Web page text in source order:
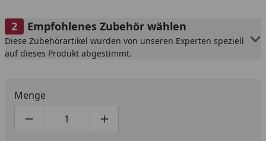
Empfohlenes Zubehör wählen
Diese Zubehörartikel wurden von unseren Experten speziell
auf dieses Produkt abgestimmt.
Menge
Produktmenge um eins verringern
Produktmenge manuell eingeben
Produktmenge um eins erhöhen